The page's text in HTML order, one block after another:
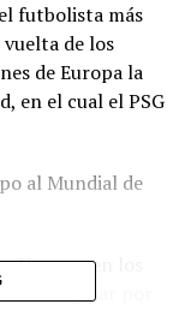
futbolista más
de los
de Europa la
en el cual el PSG
al Mundial de
Neymar en los
Neymar por